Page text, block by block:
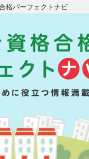
格パーフェクトナビ